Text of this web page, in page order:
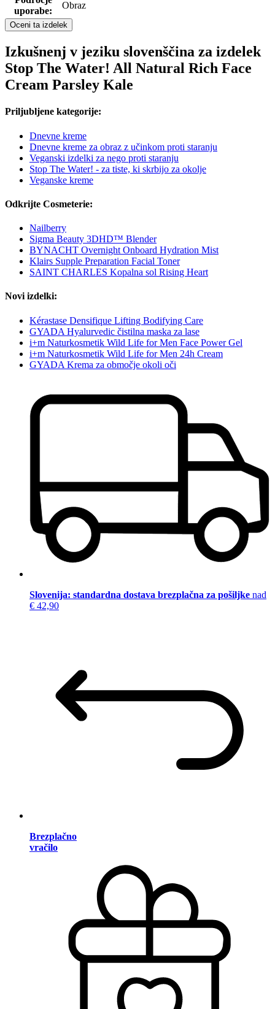
uporabe:
Obraz
Oceni ta izdelek
Izkušnenj v jeziku slovenščina za izdelek
Stop The Water! All Natural Rich Face
Cream Parsley Kale
Priljubljene kategorije:
Dnevne kreme
Dnevne kreme za obraz z učinkom proti staranju
Veganski izdelki za nego proti staranju
Stop The Water! - za tiste, ki skrbijo za okolje
Veganske kreme
Odkrijte Cosmeterie:
Nailberry
Sigma Beauty 3DHD™ Blender
BYNACHT Overnight Onboard Hydration Mist
Klairs Supple Preparation Facial Toner
SAINT CHARLES Kopalna sol Rising Heart
Novi izdelki:
Kérastase Densifique Lifting Bodifying Care
GYADA Hyalurvedic čistilna maska za lase
i+m Naturkosmetik Wild Life for Men Face Power Gel
i+m Naturkosmetik Wild Life for Men 24h Cream
GYADA Krema za območje okoli oči
Slovenija: standardna dostava brezplačna za pošiljke nad
€ 42,90
Brezplačno
vračilo